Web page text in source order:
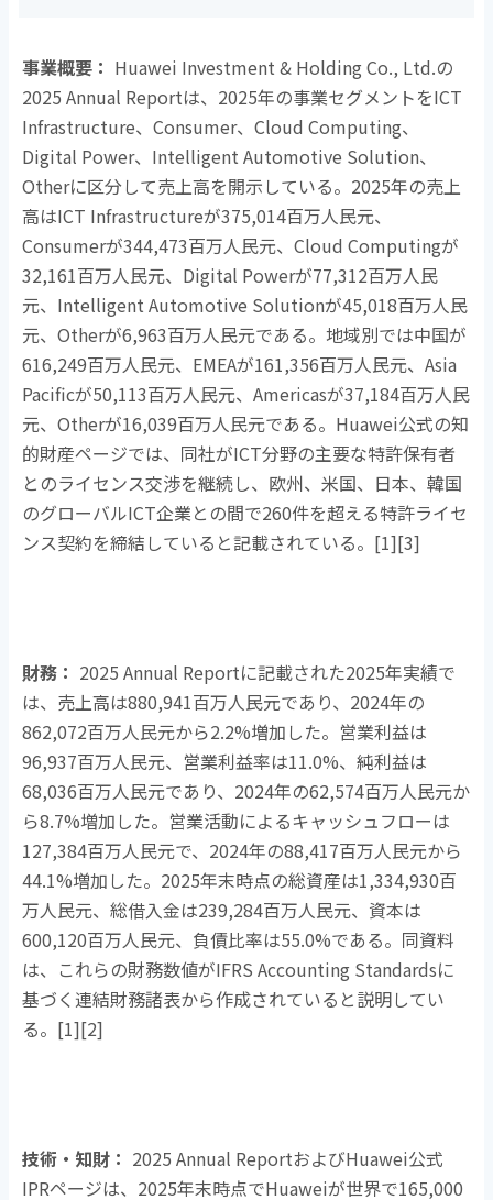
事業概要： Huawei Investment & Holding Co., Ltd.の
2025 Annual Reportは、 2025年の事業セグメントをICT
Infrastructure、Consumer、Cloud Computing、
Digital Power、 Intelligent Automotive Solution、
Otherに区分して売上高を開示している。 2025年の売上
高はICT Infrastructureが375,014百万人民元、
Consumerが344,473百万人民元、Cloud Computingが
32,161百万人民元、 Digital Powerが77,312百万人民
元、 Intelligent Automotive Solutionが45,018百万人民
元、Otherが6,963百万人民元である。地域別では中国が
616,249百万人民元、 EMEAが161,356百万人民元、Asia
Pacificが50,113百万人民元、Americasが37,184百万人民
元、Otherが16,039百万人民元である。 Huawei公式の知
的財産ページでは、同社がICT分野の主要な特許保有者
とのライセンス交渉を継続し、欧州、米国、日本、韓国
のグローバルICT企業との間で260件を超える特許ライセ
ンス契約を締結していると記載されている。 [1][3]
財務： 2025 Annual Reportに記載された2025年実績で
は、売上高は880,941百万人民元であり、 2024年の
862,072百万人民元から2.2%増加した。営業利益は
96,937百万人民元、営業利益率は11.0%、純利益は
68,036百万人民元であり、 2024年の62,574百万人民元か
ら8.7%増加した。営業活動によるキャッシュフローは
127,384百万人民元で、 2024年の88,417百万人民元から
44.1%増加した。 2025年末時点の総資産は1,334,930百
万人民元、総借入金は239,284百万人民元、資本は
600,120百万人民元、負債比率は55.0%である。同資料
は、これらの財務数値がIFRS Accounting Standardsに
基づく連結財務諸表から作成されていると説明してい
る。 [1][2]
技術・知財： 2025 Annual ReportおよびHuawei公式
IPRページは、 2025年末時点でHuaweiが世界で165,000